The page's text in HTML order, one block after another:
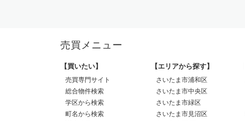
売買メニュー
【買いたい】
売買専門サイト
総合物件検索
学区から検索
町名から検索
【エリアから探す】
さいたま市浦和区
さいたま市中央区
さいたま市緑区
さいたま市見沼区